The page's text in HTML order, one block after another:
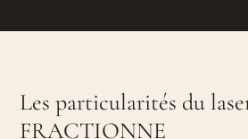
Les particularités du
FRACTIONNE